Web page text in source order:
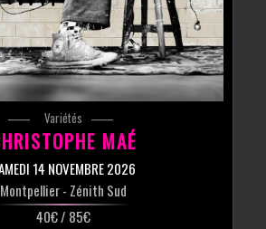
Variétés
MAÉ
14 NOVEMBRE 2026
Montpellier- Zénith Sud
40€ / 85€